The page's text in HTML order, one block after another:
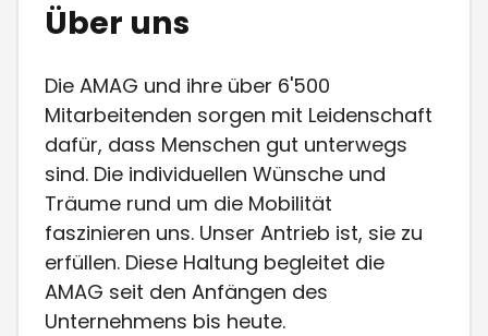
Über uns
Die AMAG und ihre über 6'500
Mitarbeitenden sorgen mit Leidenschaft
dafür, dass Menschen gut unterwegs
sind. Die individuellen Wünsche und
Träume rund um die Mobilität
faszinieren uns. Unser Antrieb ist, sie zu
erfüllen. Diese Haltung begleitet die
AMAG seit den Anfängen des
Unternehmens bis heute.